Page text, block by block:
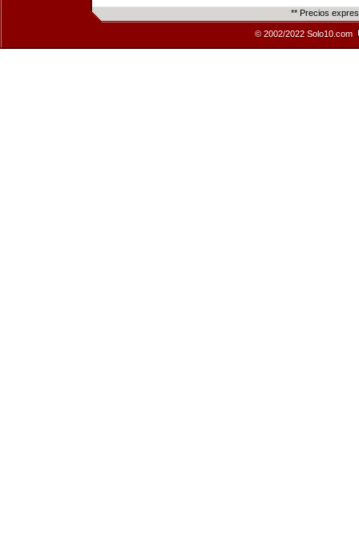
** Precios
© 2002/2022 Solo10.com